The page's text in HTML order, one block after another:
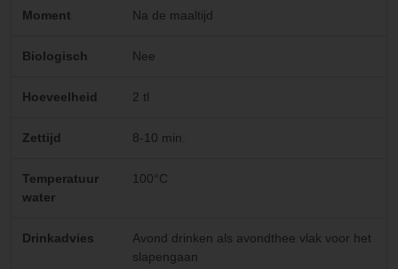
Moment Na de maaltijd
Biologisch Nee
Hoeveelheid 2 tl
Zettijd 8-10 min.
Temperatuur
water
100°C
Drinkadvies
Avond drinken als avondthee vlak voor het
slapengaan